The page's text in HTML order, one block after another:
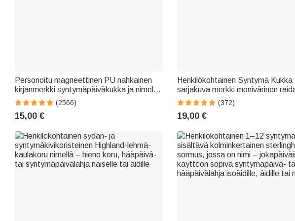
Personoitu magneettinen PU nahkainen
kirjanmerkki syntymäpäiväkukka ja nimellä
saatavilla eri väreissä sopii kirjaihmisille ja
lukutoukoille
(2566)
15,00 €
Henkilökohtainen Syntymä Kukka
sarjakuva merkki monivärinen
laukku nimi ja vetoketju Travel
syntymäpäivälahja naisille
(372)
19,00 €